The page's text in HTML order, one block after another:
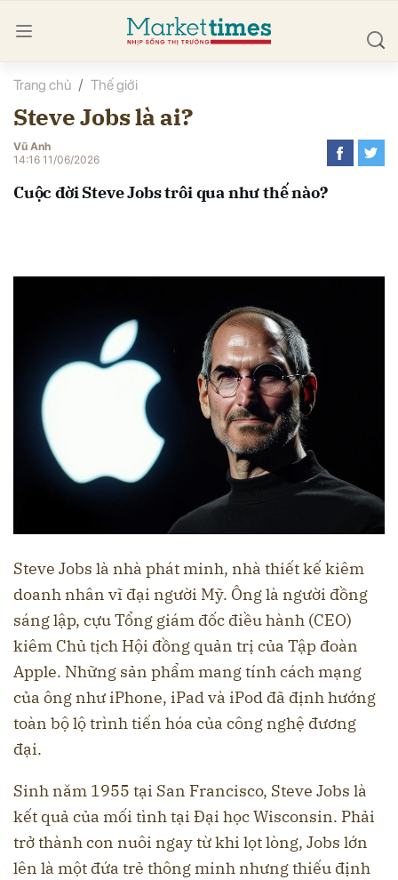
Trang chủ Thế giới
Steve Jobs là ai?
Vũ Anh
14:16 11/06/2026
Cuộc đời Steve Jobs trôi qua như thế nào?
Steve Jobs là nhà phát minh, nhà thiết kế kiêm
doanh nhân vĩ đại người Mỹ. Ông là người đồng
sáng lập, cựu Tổng giám đốc điều hành (CEO)
kiêm Chủ tịch Hội đồng quản trị của Tập đoàn
Apple. Những sản phẩm mang tính cách mạng
của ông như iPhone, iPad và iPod đã định hướng
toàn bộ lộ trình tiến hóa của công nghệ đương
đại.
Sinh năm 1955 tại San Francisco, Steve Jobs là
kết quả của mối tình tại Đại học Wisconsin. Phải
trở thành con nuôi ngay từ khi lọt lòng, Jobs lớn
lên là một đứa trẻ thông minh nhưng thiếu định
luận